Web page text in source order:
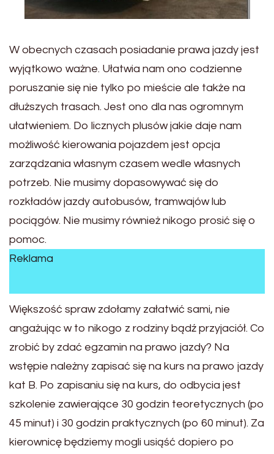
W obecnych czasach posiadanie prawa jazdy jest
wyjątkowo ważne. Ułatwia nam ono codzienne
poruszanie się nie tylko po mieście ale także na
dłuższych trasach. Jest ono dla nas ogromnym
ułatwieniem. Do licznych plusów jakie daje nam
możliwość kierowania pojazdem jest opcja
zarządzania własnym czasem wedle własnych
potrzeb. Nie musimy dopasowywać się do
rozkładów jazdy autobusów, tramwajów lub
pociągów. Nie musimy również nikogo prosić się o
pomoc.
Reklama
Większość spraw zdołamy załatwić sami, nie
angażując w to nikogo z rodziny bądź przyjaciół. Co
zrobić by zdać egzamin na prawo jazdy? Na
wstępie należny zapisać się na kurs na prawo jazdy
kat B. Po zapisaniu się na kurs, do odbycia jest
szkolenie zawierające 30 godzin teoretycznych (po
45 minut) i 30 godzin praktycznych (po 60 minut). Za
kierownicę będziemy mogli usiąść dopiero po